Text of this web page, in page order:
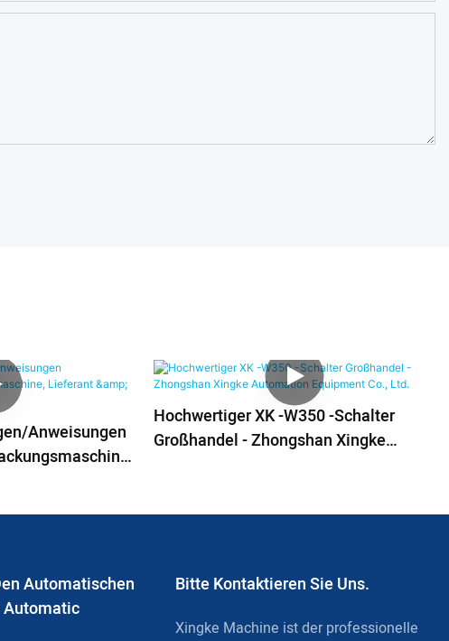
Anweisungen
Hochwertiger XK -W350 -Schalter
Großhandel - Zhongshan Xingke
Automatischen
Automatic
Bitte Kontaktieren Sie Uns.
Xingke Machine ist der professionelle